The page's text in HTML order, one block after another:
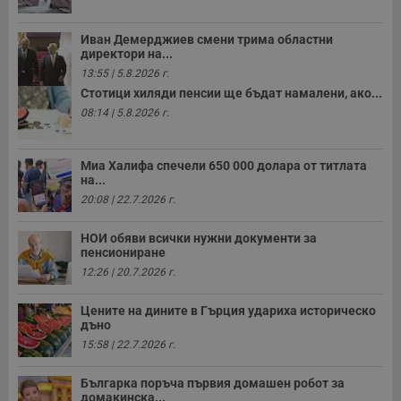
Иван Демерджиев смени трима областни
директори на...
13:55 | 5.8.2026 г.
Стотици хиляди пенсии ще бъдат намалени, ако...
08:14 | 5.8.2026 г.
Миа Халифа спечели 650 000 долара от титлата
на...
20:08 | 22.7.2026 г.
НОИ обяви всички нужни документи за
пенсиониране
12:26 | 20.7.2026 г.
Цените на дините в Гърция удариха историческо
дъно
15:58 | 22.7.2026 г.
Българка поръча първия домашен робот за
домакинска...
Строго необходимите бисквитки позволяват основната
функционалност на уебсайта, като потребителско
влизане и управление на акаунта. Уебсайтът не може да
се използва правилно без строго необходими
бисквитки.
__RequestVerificationToken